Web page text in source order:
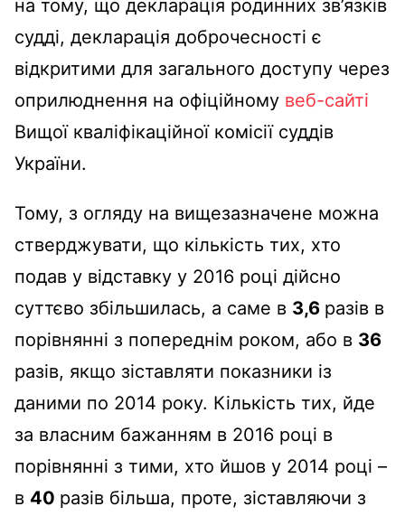
на тому, що декларація родинних зв’язків
судді, декларація доброчесності є
відкритими для загального доступу через
оприлюднення на офіційному веб-сайті
Вищої кваліфікаційної комісії суддів
України.
Тому, з огляду на вищезазначене можна
стверджувати, що кількість тих, хто
подав у відставку у 2016 році дійсно
суттєво збільшилась, а саме в 3,6 разів в
порівнянні з попереднім роком, або в 36
разів, якщо зіставляти показники із
даними по 2014 року. Кількість тих, йде
за власним бажанням в 2016 році в
порівнянні з тими, хто йшов у 2014 році –
в 40 разів більша, проте, зіставляючи з